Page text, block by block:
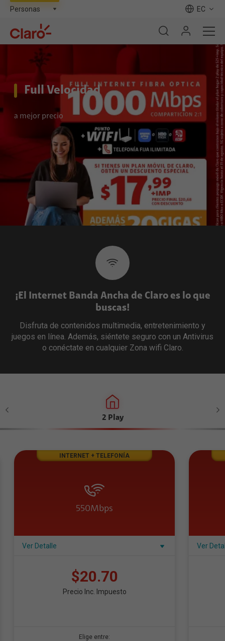
EC
Full Velocidad
a mejor precio
¡El Internet Banda Ancha de Claro es lo que
buscas!
Disfruta de contenidos multimedia, entretenimiento y
juegos en línea. Además, siéntete seguro con un Antivirus
o conéctate en cualquier Zona wifi Claro.
2 Play
INTERNET + TELEFONÍA
550Mbps
Ver Detalle
$20.70
Precio Inc. Impuesto
Elige entre:
Ver